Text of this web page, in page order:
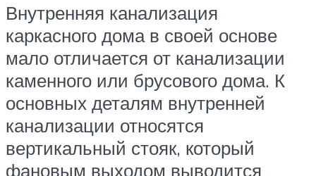
Внутренняя канализация
каркасного дома в своей основе
мало отличается от канализации
каменного или брусового дома. К
основных деталям внутренней
канализации относятся
вертикальный стояк, который
фановым выходом выводится